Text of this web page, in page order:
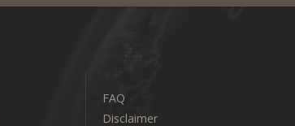
FAQ
Disclaimer